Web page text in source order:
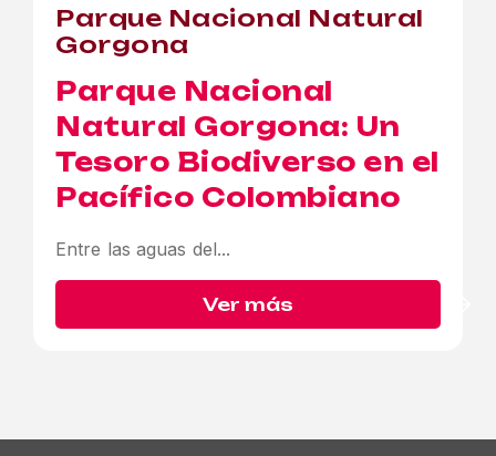
Parque Nacional Natural
Gorgona
Parque Nacional
Natural Gorgona: Un
Tesoro Biodiverso en el
Pacífico Colombiano
Entre las aguas del...
Ver más